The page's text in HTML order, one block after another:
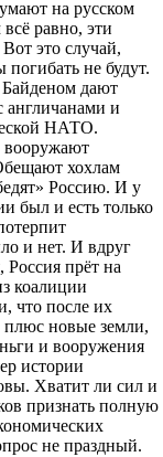
на русском
равно, эти
это случай,
не будут.
дают
англичанами и
НАТО.
хохлам
Россию. И у
был и есть только
и нет. И вдруг
Россия прёт на
коалиции
что после их
плюс новые земли,
и вооружения
истории
Хватит ли сил и
признать полную
не праздный.